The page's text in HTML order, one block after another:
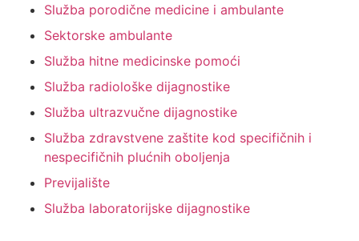
Služba porodične medicine i ambulante
Sektorske ambulante
Služba hitne medicinske pomoći
Služba radiološke dijagnostike
Služba ultrazvučne dijagnostike
Služba zdravstvene zaštite kod specifičnih i
nespecifičnih plućnih oboljenja
Previjalište
Služba laboratorijske dijagnostike